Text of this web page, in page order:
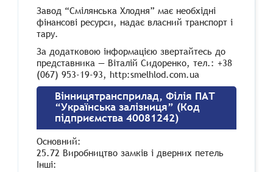
Завод “Смілянська Хлодня” має необхідні
фінансові ресурси, надає власний транспорт і
тару.
За додатковою інформацією звертайтесь до
представника — Віталій Сидоренко, тел.: +38
(067) 953-19-93, http:smelhlod.com.ua
Вінницятрансприлад, Філія ПАТ
“Українська залізниця” (Код
підприємства 40081242)
Основний:
25.72 Виробництво замків і дверних петель
Інші: